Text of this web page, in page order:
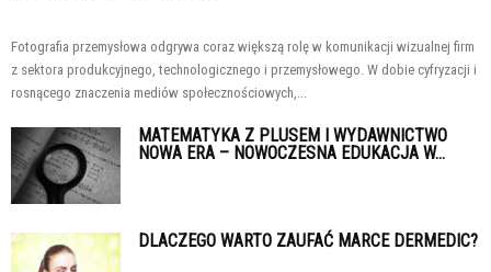
Fotografia przemysłowa odgrywa coraz większą rolę w komunikacji wizualnej firm
z sektora produkcyjnego, technologicznego i przemysłowego. W dobie cyfryzacji i
rosnącego znaczenia mediów społecznościowych,...
MATEMATYKA Z PLUSEM I WYDAWNICTWO
NOWA ERA – NOWOCZESNA EDUKACJA W...
DLACZEGO WARTO ZAUFAĆ MARCE DERMEDIC?